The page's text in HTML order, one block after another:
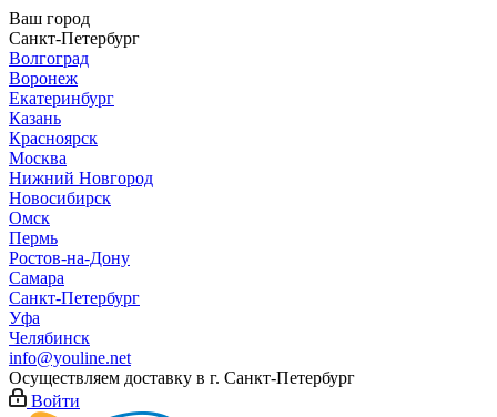
Ваш город
Санкт-Петербург
Волгоград
Воронеж
Екатеринбург
Казань
Красноярск
Москва
Нижний Новгород
Новосибирск
Омск
Пермь
Ростов-на-Дону
Самара
Санкт-Петербург
Уфа
Челябинск
info@youline.net
Осуществляем доставку в г. Санкт-Петербург
Войти